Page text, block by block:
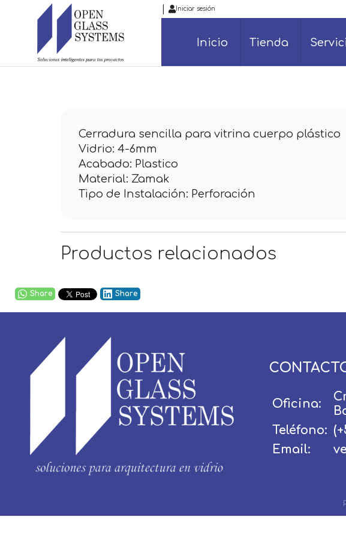
Iniciar sesión
Inicio Tienda
Cerradura sencilla para vitrina cuerpo plástico
Vidrio: 4-6mm
Acabado: Plastico
Material: Zamak
Tipo de Instalación: Perforación
Productos relacionados
Share Share
Oficina:
Teléfono:
Email:
Usuario /
Contraseña: